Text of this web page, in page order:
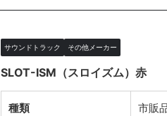
サウンドトラック その他メーカー
SLOT-ISM（スロイズム）赤
種類 市販